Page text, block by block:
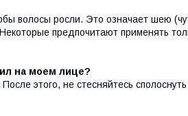
волосы росли. Это означает шею
предпочитают применять
на моем лице?
этого, не стесняйтесь